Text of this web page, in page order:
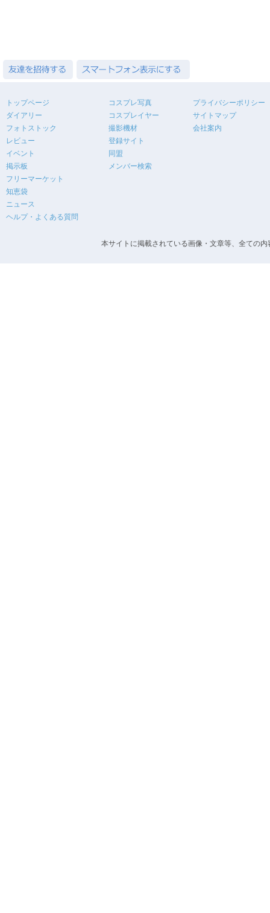
トップページ
ダイアリー
フォトストック
レビュー
イベント
掲示板
フリーマーケット
知恵袋
ニュース
ヘルプ・よくある質問
コスプレ写真
コスプレイヤー
撮影機材
登録サイト
同盟
メンバー検索
プライバシーポリシー
サイトマップ
会社案内
本サイトに掲載されている画像・文章等、全ての